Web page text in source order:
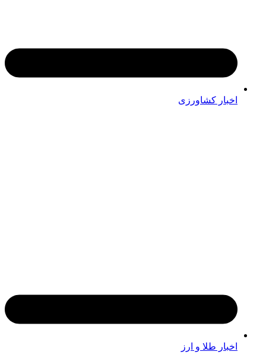
اخبار کشاورزی
اخبار طلا و ارز